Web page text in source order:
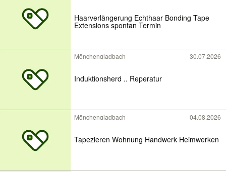
Haarverlängerung Echthaar Bonding Tape
Extensions spontan Termin
Mönchengladbach 30.07.2026
Induktionsherd .. Reperatur
Mönchengladbach 04.08.2026
Tapezieren Wohnung Handwerk Heimwerken